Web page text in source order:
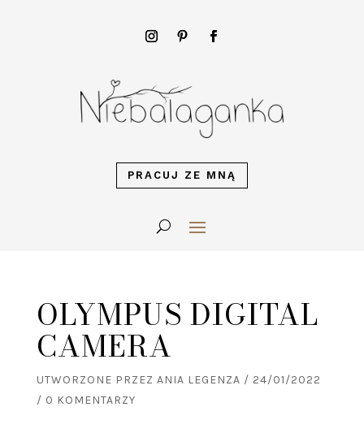
PRACUJ ZE MNĄ
OLYMPUS DIGITAL
CAMERA
UTWORZONE PRZEZ ANIA LEGENZA / 24/01/2022
/ 0 KOMENTARZY